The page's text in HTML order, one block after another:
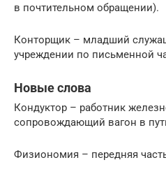
в почтительном обращении).
Конторщик – младший
учреждении по письменной
Новые слова
Кондуктор – работник
сопровождающий вагон в
Физиономия – передняя